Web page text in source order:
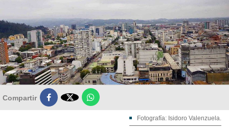
Compartir 
Fotografía: Isidoro Valenzuela.